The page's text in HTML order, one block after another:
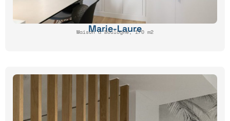
Marie-Laure
Maison à Boulogne, 170 m2